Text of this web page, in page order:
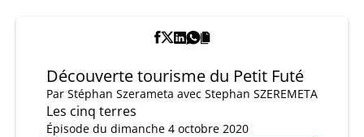
Découverte tourisme du Petit Futé
Par Stéphan Szerameta avec Stephan SZEREMETA
Les cinq terres
Épisode du dimanche 4 octobre 2020